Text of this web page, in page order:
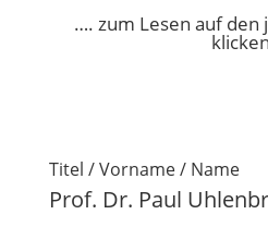
…. zum Lesen auf den
Titel / Vorname / Name
Prof. Dr. Paul